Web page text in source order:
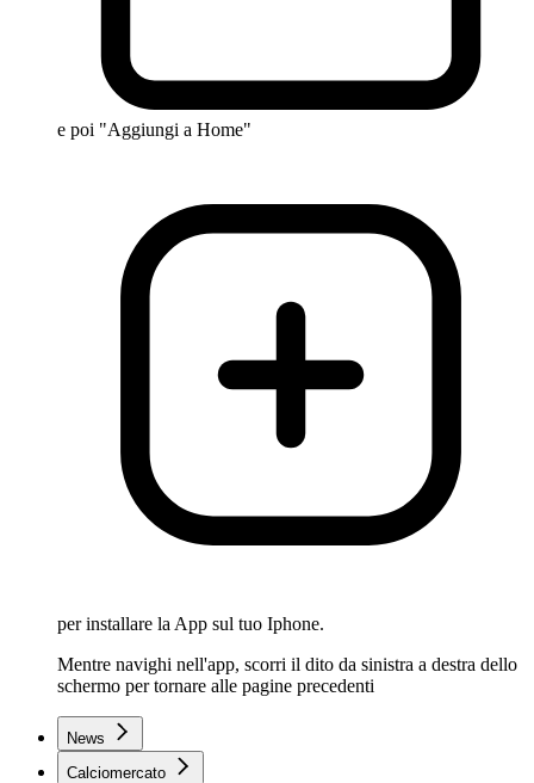
e poi "Aggiungi a Home"
per installare la App sul tuo Iphone.
Mentre navighi nell'app, scorri il dito da sinistra a destra dello
schermo per tornare alle pagine precedenti
News
Calciomercato